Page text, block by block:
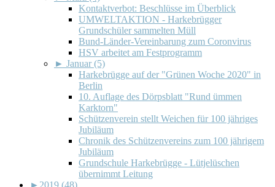
Kontaktverbot: Beschlüsse im Überblick
UMWELTAKTION - Harkebrügger
Grundschüler sammelten Müll
Bund-Länder-Vereinbarung zum Coronvirus
HSV arbeitet am Festprogramm
► Januar (5)
Harkebrügge auf der "Grünen Woche 2020" in
Berlin
10. Auflage des Dörpsblatt "Rund ümmen
Karktorn"
Schützenverein stellt Weichen für 100 jähriges
Jubiläum
Chronik des Schützenvereins zum 100 jährigem
Jubiläum
Grundschule Harkebrügge - Lütjelüschen
übernimmt Leitung
► 2019 (48)